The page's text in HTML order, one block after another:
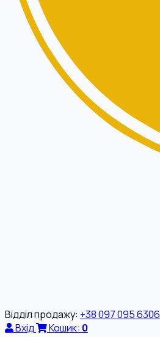
Відділ продажу: +38 097 095 6306
Вхід
Кошик: 0